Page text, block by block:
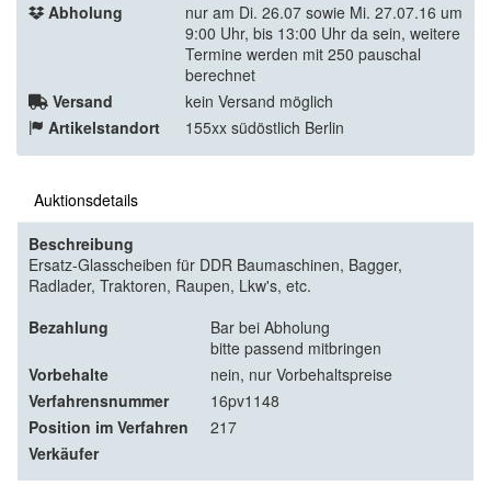
Abholung
nur am Di. 26.07 sowie Mi. 27.07.16 um
9:00 Uhr, bis 13:00 Uhr da sein, weitere
Termine werden mit 250 pauschal
berechnet
Versand
kein Versand möglich
Artikelstandort
155xx südöstlich Berlin
Auktionsdetails
Beschreibung
Ersatz-Glasscheiben für DDR Baumaschinen, Bagger,
Radlader, Traktoren, Raupen, Lkw's, etc.
Bezahlung
Bar bei Abholung
bitte passend mitbringen
Vorbehalte
nein, nur Vorbehaltspreise
Verfahrensnummer
16pv1148
Position im Verfahren
217
Verkäufer